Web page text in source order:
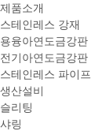
제품소개
스테인레스 강재
용융아연도금강판
전기아연도금강판
스테인레스 파이프
생산설비
슬리팅
샤링